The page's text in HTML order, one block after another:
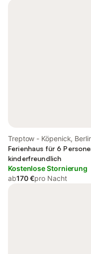
Treptow - Köpenick,
Ferienhaus für 6
kinderfreundlich
Kostenlose Stornierung
ab170 €pro Nacht